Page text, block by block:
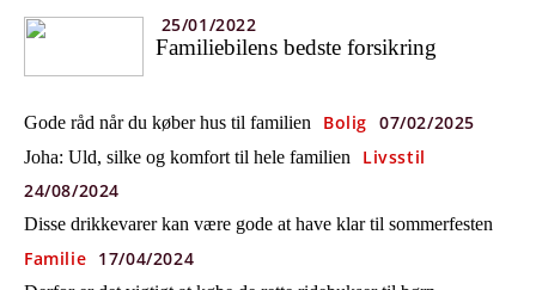
25/01/2022
Familiebilens bedste forsikring
Gode råd når du køber hus til familien Bolig 07/02/2025
Joha: Uld, silke og komfort til hele familien
Livsstil
24/08/2024
Disse drikkevarer kan være gode at have klar til sommerfesten
Familie 17/04/2024